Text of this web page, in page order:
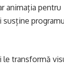
animația pentru
susține
transformă